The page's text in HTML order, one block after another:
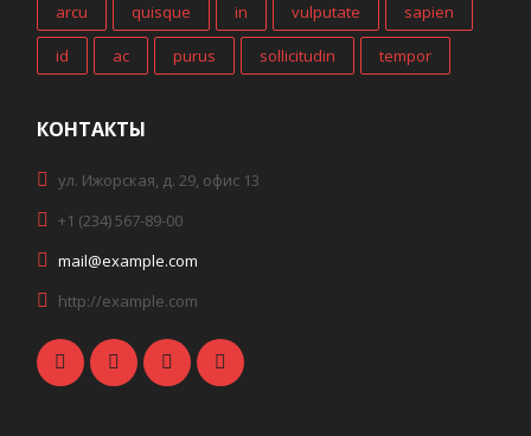
arcu quisque in vulputate sapien
id ac purus sollicitudin tempor
КОНТАКТЫ
ул. Ижорская, д. 29, офис 13
+1 (234) 567-89-00
mail@example.com
http://example.com